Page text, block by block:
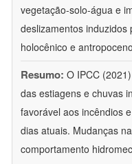
vegetação-solo-água e
deslizamentos
holocênico e
Resumo: O IPCC
das estiagens e chuvas
favorável aos incêndios
dias atuais. Mudanças
comportamento